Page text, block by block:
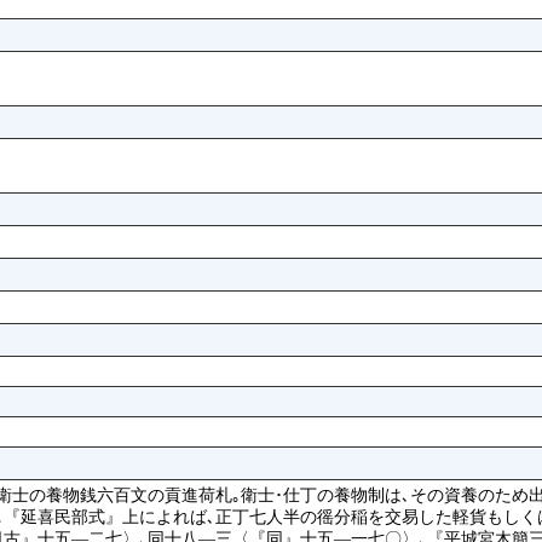
の養物銭六百文の貢進荷札｡衛士･仕丁の養物制は､その資養のため
延喜民部式』上によれば､正丁七人半の徭分稲を交易した軽貨もし